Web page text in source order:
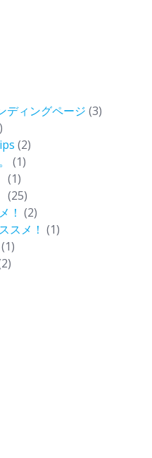
ディングページ (3)
(2)
(1)
(1)
(25)
！ (2)
スメ！ (1)
(1)